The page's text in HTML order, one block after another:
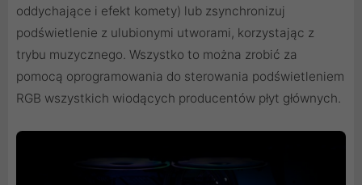
oddychające i efekt komety) lub zsynchronizuj
podświetlenie z ulubionymi utworami, korzystając z
trybu muzycznego. Wszystko to można zrobić za
pomocą oprogramowania do sterowania podświetleniem
RGB wszystkich wiodących producentów płyt głównych.